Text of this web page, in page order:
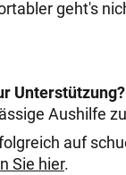
geht's
Unterstützung?
Aushilfe
auf
Sie hier.